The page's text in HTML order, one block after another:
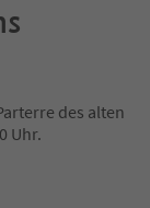
des alten
Uhr.